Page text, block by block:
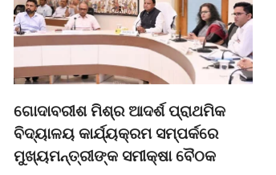
ଗୋଦାବରୀଶ ମିଶ୍ର ଆଦର୍ଶ ପ୍ରାଥମିକ
ବିଦ୍ୟାଳୟ କାର୍ଯ୍ୟକ୍ରମ ସମ୍ପର୍କରେ
ମୁଖ୍ୟମନ୍ତ୍ରୀଙ୍କ ସମୀକ୍ଷା ବୈଠକ